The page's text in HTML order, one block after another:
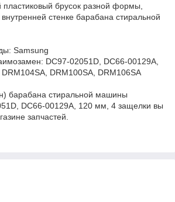
пластиковый брусок разной формы,
стенке барабана стиральной
Samsung
DC97-02051D, DC66-00129A,
DRM100SA, DRM106SA
барабана стиральной машины
DC66-00129A, 120 мм, 4 защелки вы
запчастей.